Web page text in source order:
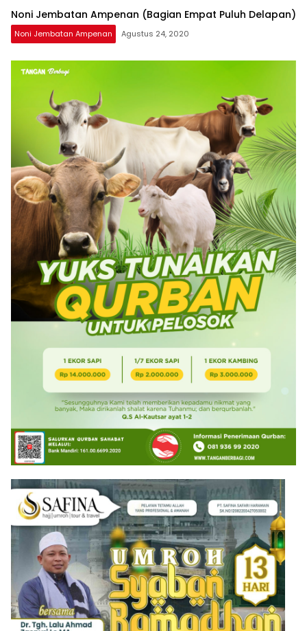
Noni Jembatan Ampenan (Bagian Empat Puluh Delapan)
Noni Jembatan Ampenan Agustus 24, 2020